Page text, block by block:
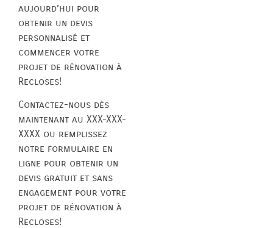
aujourd’hui pour
obtenir un devis
personnalisé et
commencer votre
projet de rénovation à
Recloses!
Contactez-nous dès
maintenant au XXX-XXX-
XXXX ou remplissez
notre formulaire en
ligne pour obtenir un
devis gratuit et sans
engagement pour votre
projet de rénovation à
Recloses!